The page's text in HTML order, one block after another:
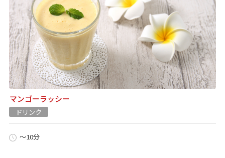
マンゴーラッシー
ドリンク
～10分